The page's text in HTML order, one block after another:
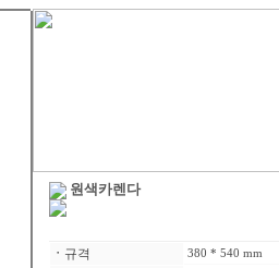
원색카렌다
ㆍ 규격 380 * 540 mm